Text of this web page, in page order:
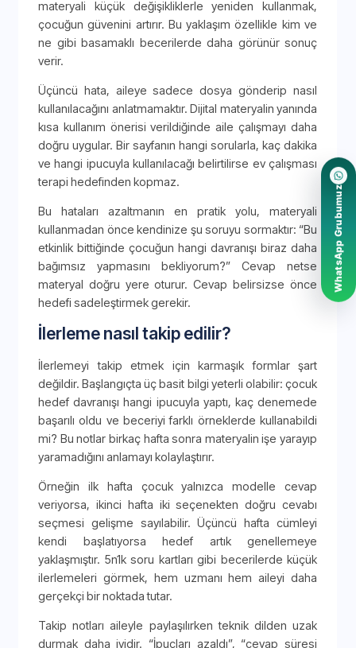
materyali küçük değişikliklerle yeniden kullanmak,
çocuğun güvenini artırır. Bu yaklaşım özellikle kim ve
ne gibi basamaklı becerilerde daha görünür sonuç
verir.
Üçüncü hata, aileye sadece dosya gönderip nasıl
kullanılacağını anlatmamaktır. Dijital materyalin yanında
kısa kullanım önerisi verildiğinde aile çalışmayı daha
doğru uygular. Bir sayfanın hangi sorularla, kaç dakika
ve hangi ipucuyla kullanılacağı belirtilirse ev çalışması
terapi hedefinden kopmaz.
Bu hataları azaltmanın en pratik yolu, materyali
kullanmadan önce kendinize şu soruyu sormaktır: “Bu
etkinlik bittiğinde çocuğun hangi davranışı biraz daha
bağımsız yapmasını bekliyorum?” Cevap netse
materyal doğru yere oturur. Cevap belirsizse önce
hedefi sadeleştirmek gerekir.
İlerleme nasıl takip edilir?
İlerlemeyi takip etmek için karmaşık formlar şart
değildir. Başlangıçta üç basit bilgi yeterli olabilir: çocuk
hedef davranışı hangi ipucuyla yaptı, kaç denemede
başarılı oldu ve beceriyi farklı örneklerde kullanabildi
mi? Bu notlar birkaç hafta sonra materyalin işe yarayıp
yaramadığını anlamayı kolaylaştırır.
Örneğin ilk hafta çocuk yalnızca modelle cevap
veriyorsa, ikinci hafta iki seçenekten doğru cevabı
seçmesi gelişme sayılabilir. Üçüncü hafta cümleyi
kendi başlatıyorsa hedef artık genellemeye
yaklaşmıştır. 5n1k soru kartları gibi becerilerde küçük
ilerlemeleri görmek, hem uzmanı hem aileyi daha
gerçekçi bir noktada tutar.
Takip notları aileyle paylaşılırken teknik dilden uzak
durmak daha iyidir. “İpuçları azaldı”, “cevap süresi
WhatsApp Grubumuz